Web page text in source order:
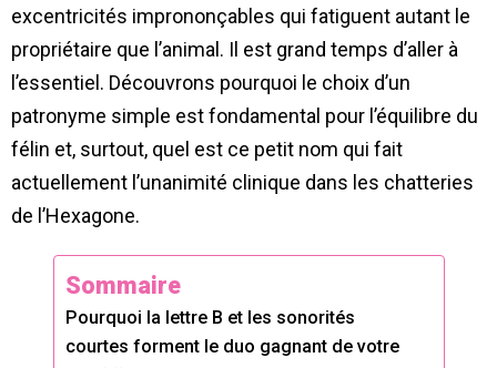
excentricités imprononçables qui fatiguent autant le
propriétaire que l’animal. Il est grand temps d’aller à
l’essentiel. Découvrons pourquoi le choix d’un
patronyme simple est fondamental pour l’équilibre du
félin et, surtout, quel est ce petit nom qui fait
actuellement l’unanimité clinique dans les chatteries
de l’Hexagone.
Sommaire
Pourquoi la lettre B et les sonorités
courtes forment le duo gagnant de votre